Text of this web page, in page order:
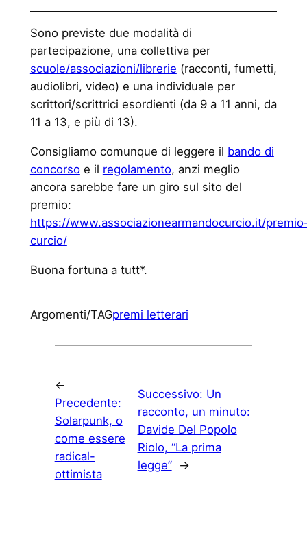
Sono previste due modalità di
partecipazione, una collettiva per
scuole/associazioni/librerie (racconti, fumetti,
audiolibri, video) e una individuale per
scrittori/scrittrici esordienti (da 9 a 11 anni, da
11 a 13, e più di 13).
Consigliamo comunque di leggere il bando di
concorsoe il regolamento, anzi meglio
ancora sarebbe fare un giro sul sito del
premio:
https://www.associazionearmandocurcio.it/
curcio/
Buona fortuna a tutt*.
Argomenti/TAGpremi letterari
←
Precedente:
Solarpunk, o
come essere
radical-
ottimista
Successivo: Un
racconto, un minuto:
Davide Del Popolo
Riolo, “La prima
legge”
→